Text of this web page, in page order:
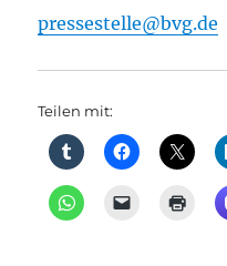
pressestelle@bvg.de
Teilen mit: